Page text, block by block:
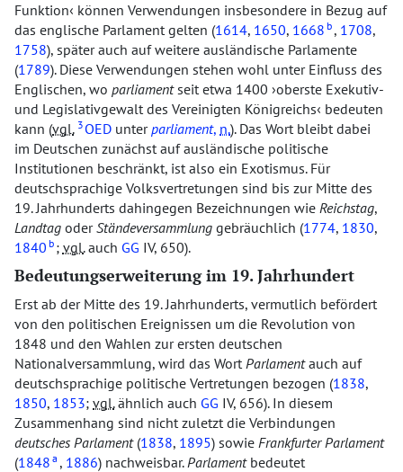
Funktion können Verwendungen insbesondere in Bezug auf
das englische Parlament gelten (1614, 1650, 1668 b , 1708,
1758), später auch auf weitere ausländische Parlamente
(1789). Diese Verwendungen stehen wohl unter Einfluss des
Englischen, wo parliamentseit etwa 1400 oberste Exekutiv-
und Legislativgewalt des Vereinigten Königreichs bedeuten
kann (vgl. 3OED unterparliament, n.). Das Wort bleibt dabei
im Deutschen zunächst auf ausländische politische
Institutionen beschränkt, ist also ein Exotismus. Für
deutschsprachige Volksvertretungen sind bis zur Mitte des
19. Jahrhunderts dahingegen Bezeichnungen wie Reichstag,
Landtag oderStändeversammlung gebräuchlich (1774, 1830,
1840 b ; vgl.auch GG IV, 650).
Bedeutungserweiterung im 19. Jahrhundert
Erst ab der Mitte des 19. Jahrhunderts, vermutlich befördert
von den politischen Ereignissen um die Revolution von
1848 und den Wahlen zur ersten deutschen
Nationalversammlung, wird das WortParlamentauch auf
deutschsprachige politische Vertretungen bezogen (1838,
1850, 1853; vgl.ähnlich auch GG IV, 656). In diesem
Zusammenhang sind nicht zuletzt die Verbindungen
deutsches Parlament(1838, 1895) sowie Frankfurter Parlament
(1848 a , 1886) nachweisbar.Parlamentbedeutet